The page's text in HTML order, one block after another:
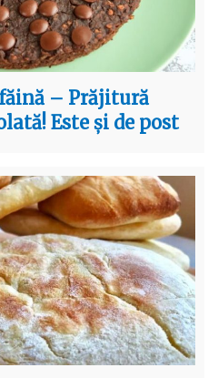
– Prăjitură
Este și de post